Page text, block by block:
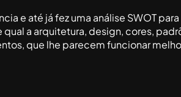
e até já fez uma análise SWOT para
a arquitetura, design, cores,
que lhe parecem funcionar